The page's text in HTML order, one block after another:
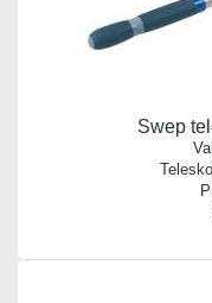
Swep